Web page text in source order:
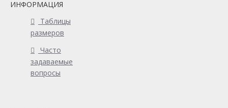
ИНФОРМАЦИЯ
Таблицы
размеров
Часто
задаваемые
вопросы